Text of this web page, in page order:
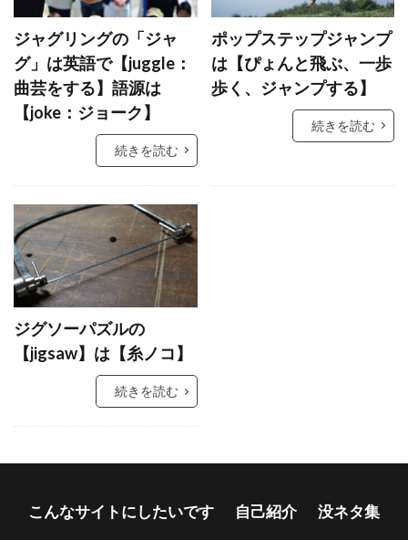
ジャグリングの「ジャ
グ」は英語で【juggle：
曲芸をする】語源は
【joke：ジョーク】
続きを読む
ポップステップジャンプ
は【ぴょんと飛ぶ、一歩
歩く、ジャンプする】
続きを読む
ジグソーパズルの
【jigsaw】は【糸ノコ】
続きを読む
こんなサイトにしたいです 自己紹介 没ネタ集